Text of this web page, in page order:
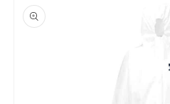
tuotetietoihin